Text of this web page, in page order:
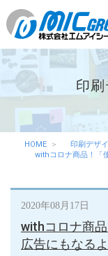
印
HOME
印刷デザ
withコロナ商品！「
2020年08月17日
withコロナ商
広告にもなる